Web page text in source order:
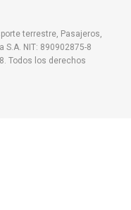
terrestre, Pasajeros,
S.A. NIT: 890902875-8
Todos los derechos